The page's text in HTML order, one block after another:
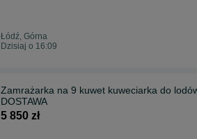
Łódź, Górna
Dzisiaj o 16:09
Zamrażarka na 9 kuwet kuweciarka do
DOSTAWA
5 850 zł